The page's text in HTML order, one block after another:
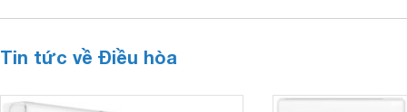
Tin tức về Điều hòa